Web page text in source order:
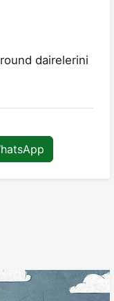
dairelerini